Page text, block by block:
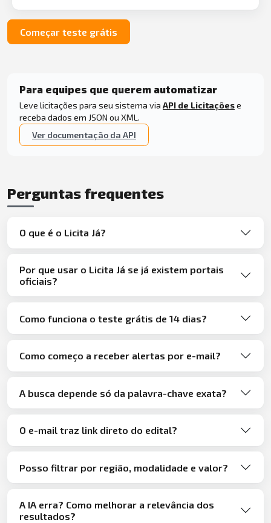
Começar teste grátis
Para equipes que querem automatizar
Leve licitações para seu sistema via API de Licitaçõese
receba dados em JSON ou XML.
Ver documentação da API
Perguntas frequentes
O que é o Licita Já?
Por que usar o Licita Já se já existem portais
oficiais?
Como funciona o teste grátis de 14 dias?
Como começo a receber alertas por e-mail?
A busca depende só da palavra-chave exata?
O e-mail traz link direto do edital?
Posso filtrar por região, modalidade e valor?
A IA erra? Como melhorar a relevância dos
resultados?